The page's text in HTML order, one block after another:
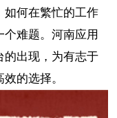
如何在繁忙的工作
难题。河南应用
的出现，为有志于
的选择。